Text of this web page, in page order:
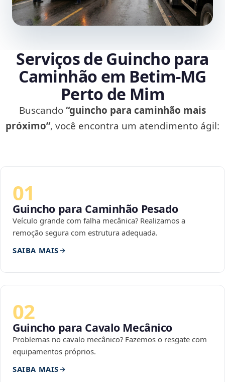
Serviços de Guincho para
Caminhão em Betim‑MG
Perto de Mim
Buscando“guincho para caminhão mais
próximo”, você encontra um atendimento ágil:
01
Guincho para Caminhão Pesado
Veículo grande com falha mecânica? Realizamos a
remoção segura com estrutura adequada.
SAIBA MAIS
02
Guincho para Cavalo Mecânico
Problemas no cavalo mecânico? Fazemos o resgate com
equipamentos próprios.
SAIBA MAIS